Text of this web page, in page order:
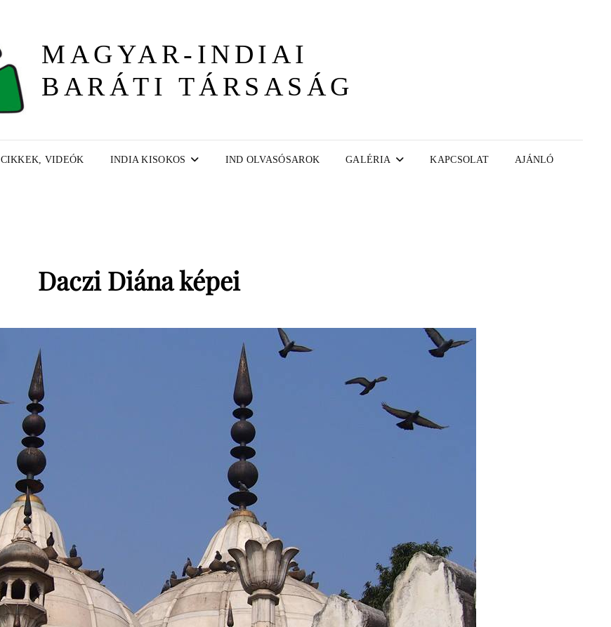
MAGYAR-INDIAI
BARÁTI TÁRSASÁG
CIKKEK, VIDEÓK INDIA KISOKOS IND OLVASÓSAROK GALÉRIA KAPCSOLAT AJÁNLÓ
Daczi Diána képei